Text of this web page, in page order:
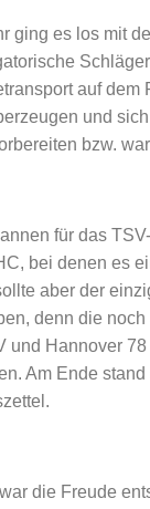
ging es los mit
auf dem
und
bzw.
für das
bei denen es
aber der
denn die
und Hannover
Am Ende
die Freude